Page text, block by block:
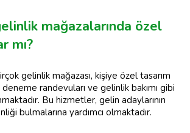
mağazalarında özel
mı?
gelinlik mağazası, kişiye özel tasarım
randevuları ve gelinlik bakımı gibi
Bu hizmetler, gelin adaylarının
bulmalarına yardımcı olmaktadır.